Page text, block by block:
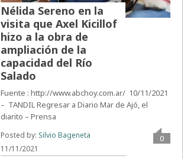
Nélida Sereno en la
visita que Axel Kicillof
hizo a la obra de
ampliación de la
capacidad del Río
Salado
Fuente : http://www.abchoy.com.ar/ 10/11/2021
– TANDIL Regresar a Diario Mar de Ajó, el
diarito – Prensa
Posted by: Silvio Bageneta
11/11/2021
0